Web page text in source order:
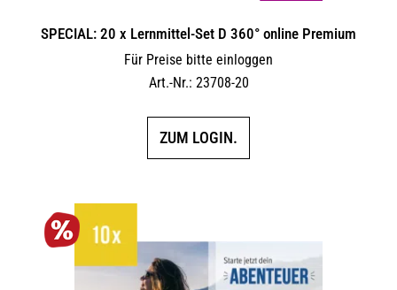
SPECIAL: 20 x Lernmittel-Set D 360° online Premium
Für Preise bitte einloggen
Art.-Nr.: 23708-20
ZUM LOGIN.